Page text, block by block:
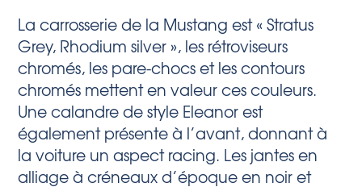
La carrosserie de la Mustang est « Stratus
Grey, Rhodium silver », les rétroviseurs
chromés, les pare-chocs et les contours
chromés mettent en valeur ces couleurs.
Une calandre de style Eleanor est
également présente à l’avant, donnant à
la voiture un aspect racing. Les jantes en
alliage à créneaux d’époque en noir et